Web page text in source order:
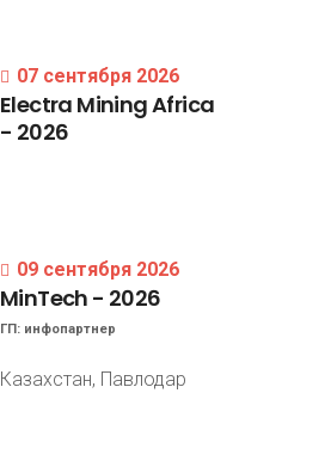
07 сентября 2026
Electra MiningAfrica
- 2026
09 сентября 2026
MinTech - 2026
ГП: инфопартнер
Казахстан, Павлодар